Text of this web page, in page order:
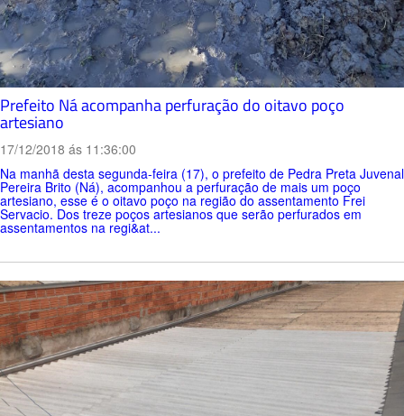
Prefeito Ná acompanha perfuração do oitavo poço
artesiano
17/12/2018 ás 11:36:00
Na manhã desta segunda-feira (17), o prefeito de Pedra Preta Juvenal
Pereira Brito (Ná), acompanhou a perfuração de mais um poço
artesiano, esse é o oitavo poço na região do assentamento Frei
Servacio. Dos treze poços artesianos que serão perfurados em
assentamentos na regi&at...